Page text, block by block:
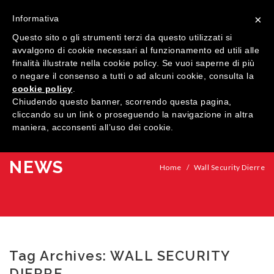
MENU
HOME
AZIENDA
Legno
Porte
ARREDI SU MISURA
NEWS Home / Wall Security Dierre
Tag Archives: WALL SECURITY
×
Informativa
Questo sito o gli strumenti terzi da questo utilizzati si
avvalgono di cookie necessari al funzionamento ed utili alle
finalità illustrate nella cookie policy. Se vuoi saperne di più
o negare il consenso a tutti o ad alcuni cookie, consulta la
cookie policy
Chiudendo questo banner, scorrendo questa pagina,
cliccando su un link o proseguendo la navigazione in altra
maniera, acconsenti all’uso dei cookie.